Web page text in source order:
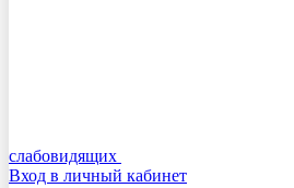
слабовидящих
Вход в личный кабинет